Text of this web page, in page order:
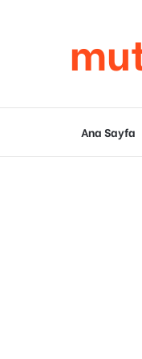
Ana Sayfa